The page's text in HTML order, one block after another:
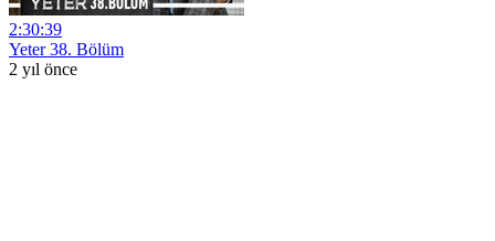
2:30:39
Yeter 38. Bölüm
2 yıl önce